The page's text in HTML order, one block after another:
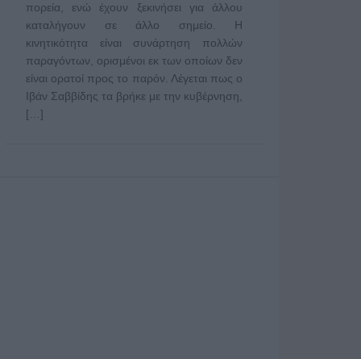
πορεία, ενώ έχουν ξεκινήσει για άλλου
καταλήγουν σε άλλο σημείο. Η
κινητικότητα είναι συνάρτηση πολλών
παραγόντων, ορισμένοι εκ των οποίων δεν
είναι ορατοί προς το παρόν. Λέγεται πως ο
Ιβάν Σαββίδης τα βρήκε με την κυβέρνηση,
[…]